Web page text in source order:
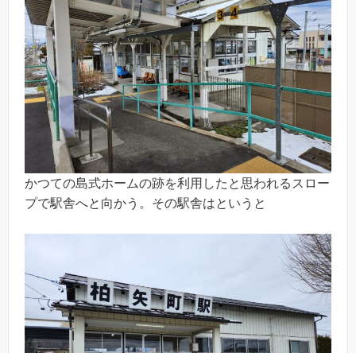
かつての島式ホームの跡を利用したと思われるスロー
プで駅舎へと向かう。その駅舎はというと